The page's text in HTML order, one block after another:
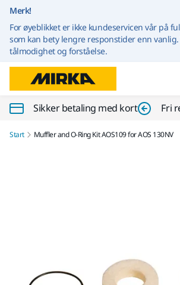
Merk!
For øyeblikket er ikke kundeservicen vår på
som kan bety lengre responstider enn
tålmodighet og forståelse.
Sikker betaling med kort Fri
Start Muffler and O-Ring Kit AOS109 for AOS 130NV